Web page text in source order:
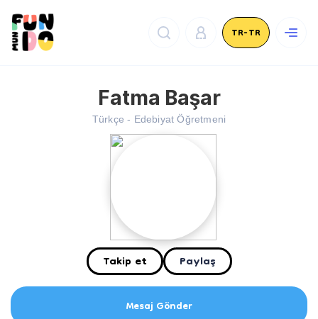
TR-TR
Fatma Başar
Türkçe - Edebiyat Öğretmeni
Takip et Paylaş
Mesaj Gönder